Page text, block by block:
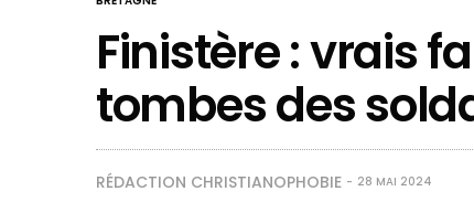
Finistère : vrais
tombes des
RÉDACTION CHRISTIANOPHOBIE 28 MAI 2024